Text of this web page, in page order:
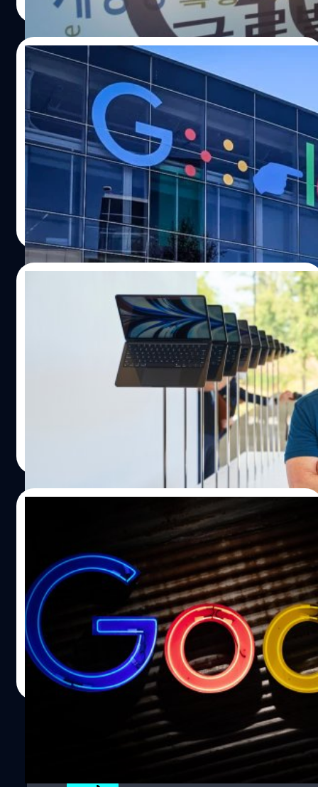
Read More
01/02/2023
Google เร่งพัฒนา AI เชิงโต้ตอบแข่งกับ
ChatGPT
Google กำลังทดสอบปัญญาประดิษฐ์เชิงโต้ตอบหลายตัวเพื่อ
มาตอบโต้การก้าวขึ้นมาผงาดของ ChatGPT โดยน่าจะส่งผล
ต่อผลิตภัณฑ์ในอนาคตของบริษัทด้วย
จตุรวิทย์ เครือวาณิชกิจ| 1282 days ago
Read More
ใครบอก Jobs ไม่อยู่แล้วจะเจ๊ง? Apple มีมูลค่า
มากกว่า Alphabet, Amazon และ Meta รวม
สตีฟ จ็อบส์ (Steve Jobs) อดีต CEO และไอคอนของ Apple
จากโลกไปเป็นระยะเวลากว่า 11 ปีแล้ว ในช่วง 10 ปีที่ผ่านมาก็มี
แต่คนบอกว่า Apple กินบุญเก่า จ็อบส์ตายก็รอวันเจ๊ง แต่ดู
เหมือนจะไม่เป็นอย่างนั้นเมื่อปัจจุบันบริษัท Apple มีมูลค่า
มากกว่า Alphabet, Amazon และ Meta รวมกันแล้วด้วย
Alphabet บริษัทแม่ของ Google ทำรายได้ใน
ไตรมาสที่ 2 ไปกว่า 2 ล้านล้านเหรียญ
Alphabet บริษัทแม่ของ Google ได้เปิดเผยผลประกอบการ
ประจำไตรมาสที่ 2 (ระหว่างเดือนเมษายน - มิถุนายน) ประจำ
ปี 2021 โดยมีรายได้ถึง 61,880 ล้านเหรียญ
ปรีดี ฤกษ์วลีกุล | 1835 days ago
Read More